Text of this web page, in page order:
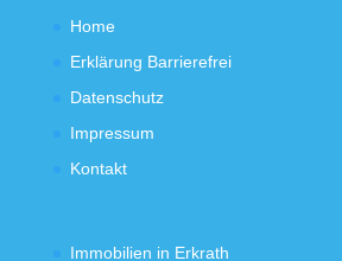
Home
Erklärung Barrierefrei
Datenschutz
Impressum
Kontakt
Immobilien in Erkrath